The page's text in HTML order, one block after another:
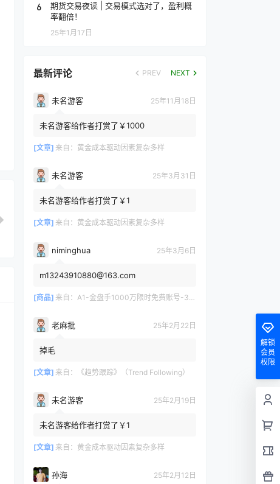
6
期货交易夜读 | 交易模式选对了，盈利概
率翻倍！
25年1月17日
最新评论 PREV NEXT
未名游客 25年11月18日
未名游客给作者打赏了￥1000
[文章] 来自： 黄金成本驱动因素复杂多样
未名游客 25年3月31日
未名游客给作者打赏了￥1
[文章] 来自： 黄金成本驱动因素复杂多样
niminghua 25年3月6日
m13243910880@163.com
[商品] 来自： A1-金盘手1000万限时免费账号-30天/次/用户
老麻批 25年2月22日
掉毛
[文章] 来自： 《趋势跟踪》（Trend Following）
未名游客 25年2月19日
未名游客给作者打赏了￥1
[文章] 来自： 黄金成本驱动因素复杂多样
孙海 25年2月12日
解锁
会员
权限